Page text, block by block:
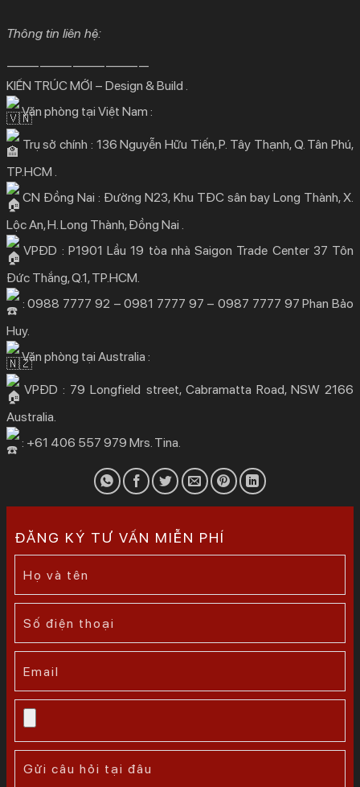
Thông tin liên hệ:
—————————————
KIẾN TRÚC MỚI – Design & Build .
Văn phòng tại Việt Nam :
Trụ sở chính : 136 Nguyễn Hữu Tiến, P. Tây Thạnh, Q. Tân Phú,
TP.HCM .
CN Đồng Nai : Đường N23, Khu TĐC sân bay Long Thành, X.
Lộc An, H. Long Thành, Đồng Nai .
VPĐD : P1901 Lầu 19 tòa nhà Saigon Trade Center 37 Tôn
Đức Thắng, Q.1, TP.HCM.
: 0988 7777 92 – 0981 7777 97 – 0987 7777 97 Phan Bảo
Huy.
Văn phòng tại Australia :
VPĐD : 79 Longfield street, Cabramatta Road, NSW 2166
Australia.
: +61 406 557 979 Mrs. Tina.
ĐĂNG KÝ TƯ VẤN MIỄN PHÍ